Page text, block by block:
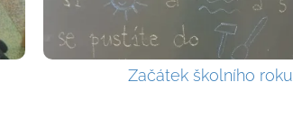
Začátek školního roku